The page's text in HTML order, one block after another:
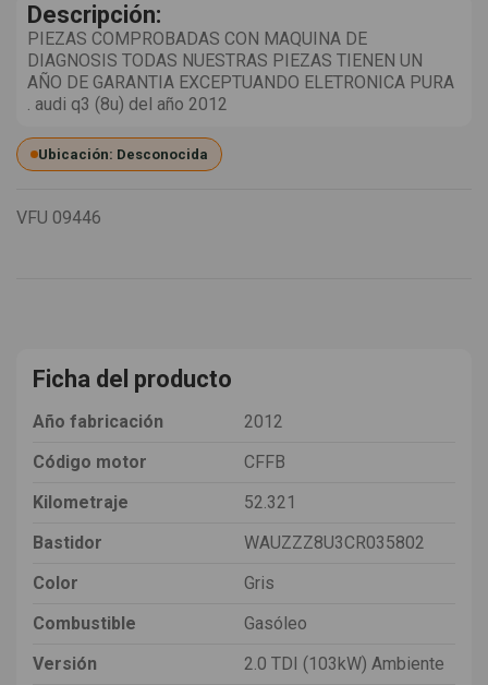
Descripción:
PIEZAS COMPROBADAS CON MAQUINA DE
DIAGNOSIS TODAS NUESTRAS PIEZAS TIENEN UN
AÑO DE GARANTIA EXCEPTUANDO ELETRONICA PURA
. audi q3 (8u) del año 2012
Ubicación: Desconocida
VFU 09446
Ficha del producto
Año fabricación
2012
Código motor
CFFB
Kilometraje
52.321
Bastidor
WAUZZZ8U3CR035802
Color
Gris
Combustible
Gasóleo
Versión
2.0 TDI (103kW) Ambiente